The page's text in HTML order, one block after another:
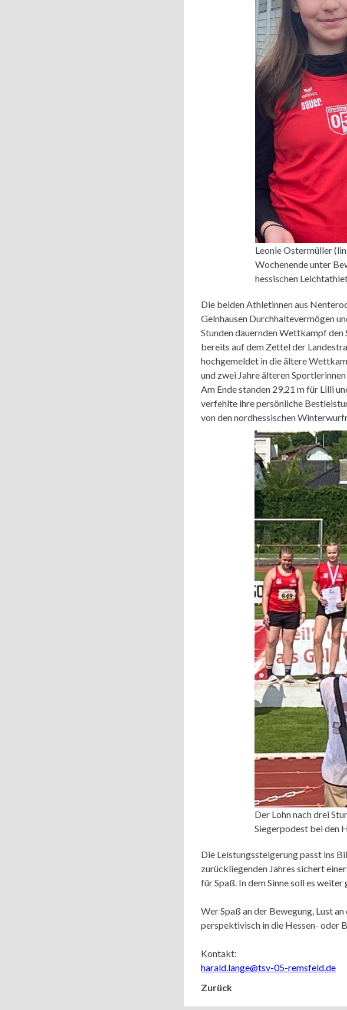
Leonie Ostermüller
Wochenende unter
hessischen
Die beiden Athletinnen aus
Gelnhausen Durchhaltevermögen
Stunden dauernden Wettkampf den
bereits auf dem Zettel der
hochgemeldet in die ältere
und zwei Jahre älteren
Am Ende standen 29,21 m für Lilli
verfehlte ihre persönliche
von den nordhessischen
Der Lohn nach drei
Siegerpodest bei den
Die Leistungssteigerung passt ins
zurückliegenden Jahres sichert
für Spaß. In dem Sinne soll es
Wer Spaß an der Bewegung, Lust
perspektivisch in die Hessen- oder
Kontakt:
harald.lange@tsv-05-remsfeld.de
Zurück